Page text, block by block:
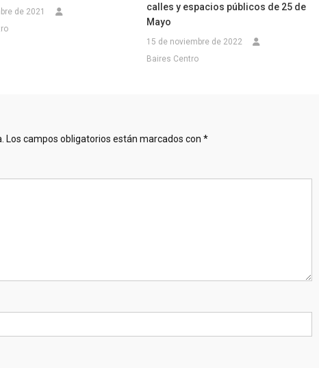
de 2021
calles y espacios públicos de 25 de
Mayo
15 de noviembre de 2022
Baires Centro
Los campos obligatorios están marcados con *